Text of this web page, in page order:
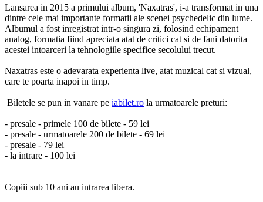
Lansarea in 2015 a primului album, 'Naxatras', i-a transformat in una
dintre cele mai importante formatii ale scenei psychedelic din lume.
Albumul a fost inregistrat intr-o singura zi, folosind echipament
analog, formatia fiind apreciata atat de critici cat si de fani datorita
acestei intoarceri la tehnologiile specifice secolului trecut.
Naxatras este o adevarata experienta live, atat muzical cat si vizual,
care te poarta inapoi in timp.
Biletele se pun in vanare pe iabilet.ro la urmatoarele preturi:
- presale - primele 100 de bilete - 59 lei
- presale - urmatoarele 200 de bilete - 69 lei
- presale - 79 lei
- la intrare - 100 lei
Copiii sub 10 ani au intrarea libera.